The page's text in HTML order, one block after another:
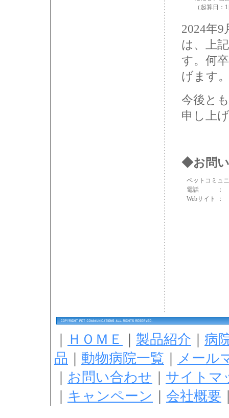
（起算日：
2024年
は、上
す。何
げます
今後と
申し上
◆お問
ペットコミュ
電話
：
Webサイト
：
ＨＯＭＥ 製品紹介
病
品
動物病院一覧
メール
お問い合わせ
サイトマ
キャンペーン 会社概要